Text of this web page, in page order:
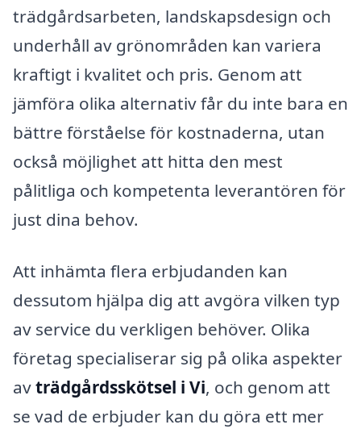
trädgårdsarbeten, landskapsdesign och
underhåll av grönområden kan variera
kraftigt i kvalitet och pris. Genom att
jämföra olika alternativ får du inte bara en
bättre förståelse för kostnaderna, utan
också möjlighet att hitta den mest
pålitliga och kompetenta leverantören för
just dina behov.
Att inhämta flera erbjudanden kan
dessutom hjälpa dig att avgöra vilken typ
av service du verkligen behöver. Olika
företag specialiserar sig på olika aspekter
avträdgårdsskötsel i Vi, och genom att
se vad de erbjuder kan du göra ett mer